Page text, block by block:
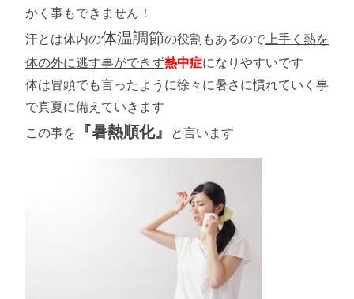
かく事もできません！
汗とは体内の体温調節の役割もあるので上手く熱を
体の外に逃す事ができず熱中症になりやすいです
体は冒頭でも言ったように徐々に暑さに慣れていく事
で真夏に備えていきます
この事を 『暑熱順化』 と言います